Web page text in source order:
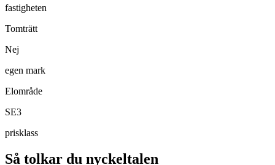
fastigheten
Tomträtt
Nej
egen mark
Elområde
SE3
prisklass
Så tolkar du nyckeltalen